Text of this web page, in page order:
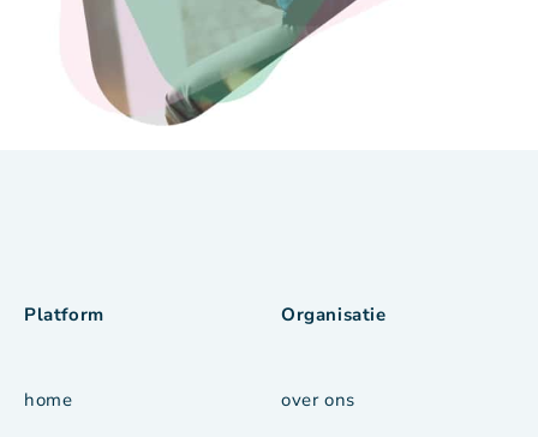
Platform
home
Organisatie
over ons